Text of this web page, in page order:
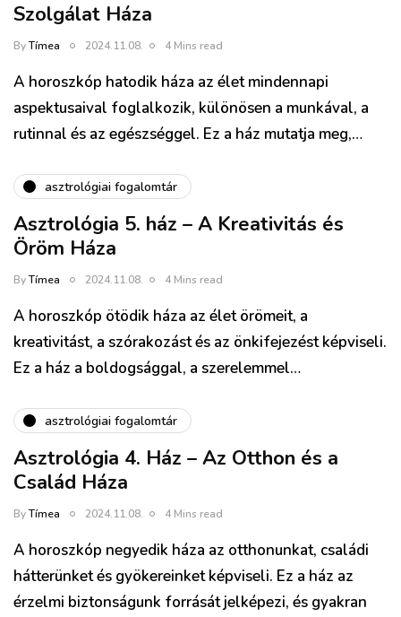
Szolgálat Háza
ByTímea 2024.11.08. 4 Mins read
A horoszkóp hatodik háza az élet mindennapi
aspektusaival foglalkozik, különösen a munkával, a
rutinnal és az egészséggel. Ez a ház mutatja meg,…
asztrológiai fogalomtár
Asztrológia 5. ház – A Kreativitás és
Öröm Háza
ByTímea 2024.11.08. 4 Mins read
A horoszkóp ötödik háza az élet örömeit, a
kreativitást, a szórakozást és az önkifejezést képviseli.
Ez a ház a boldogsággal, a szerelemmel…
asztrológiai fogalomtár
Asztrológia 4. Ház – Az Otthon és a
Család Háza
ByTímea 2024.11.08. 4 Mins read
A horoszkóp negyedik háza az otthonunkat, családi
hátterünket és gyökereinket képviseli. Ez a ház az
érzelmi biztonságunk forrását jelképezi, és gyakran